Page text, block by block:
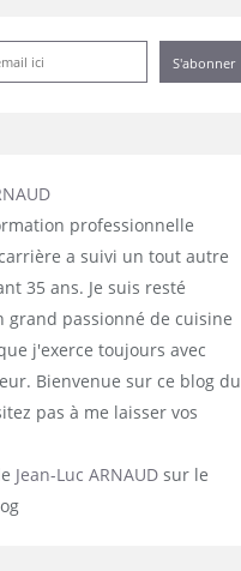
professionnelle
a suivi un tout autre
35 ans. Je suis resté
grand passionné de cuisine
j'exerce toujours avec
Bienvenue sur ce blog du
pas à me laisser vos
Jean-Luc ARNAUD sur le